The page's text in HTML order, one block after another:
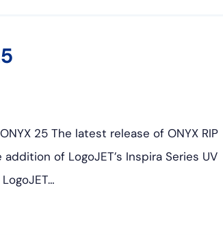
25 The latest release of ONYX RIP
of LogoJET’s Inspira Series UV